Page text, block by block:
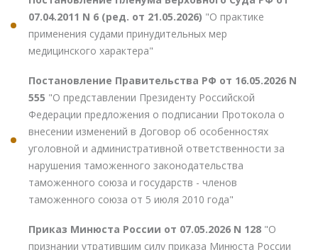
07.04.2011 N 6 (ред. от 21.05.2026) "О практике
применения судами принудительных мер
медицинского характера"
Постановление Правительства РФ от 16.05.2026 N
555 "О представлении Президенту Российской
Федерации предложения о подписании Протокола о
внесении изменений в Договор об особенностях
уголовной и административной ответственности за
нарушения таможенного законодательства
таможенного союза и государств - членов
таможенного союза от 5 июля 2010 года"
Приказ Минюста России от 07.05.2026 N 128 "О
признании утратившим силу приказа Минюста России